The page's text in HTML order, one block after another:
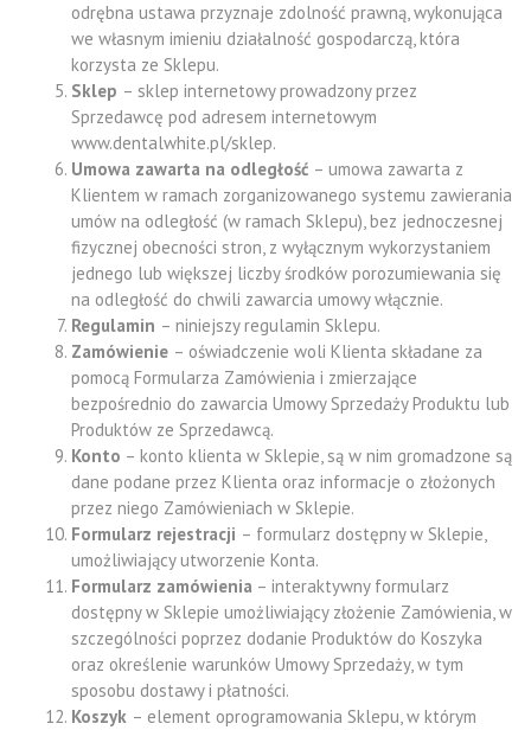
odrębna ustawa przyznaje zdolność prawną, wykonująca
we własnym imieniu działalność gospodarczą, która
korzysta ze Sklepu.
Sklep – sklep internetowy prowadzony przez
Sprzedawcę pod adresem internetowym
www.dentalwhite.pl/sklep.
Umowa zawarta na odległość – umowa zawarta z
Klientem w ramach zorganizowanego systemu zawierania
umów na odległość (w ramach Sklepu), bez jednoczesnej
fizycznej obecności stron, z wyłącznym wykorzystaniem
jednego lub większej liczby środków porozumiewania się
na odległość do chwili zawarcia umowy włącznie.
Regulamin – niniejszy regulamin Sklepu.
Zamówienie – oświadczenie woli Klienta składane za
pomocą Formularza Zamówienia i zmierzające
bezpośrednio do zawarcia Umowy Sprzedaży Produktu lub
Produktów ze Sprzedawcą.
Konto – konto klienta w Sklepie, są w nim gromadzone są
dane podane przez Klienta oraz informacje o złożonych
przez niego Zamówieniach w Sklepie.
Formularz rejestracji – formularz dostępny w Sklepie,
umożliwiający utworzenie Konta.
Formularz zamówienia – interaktywny formularz
dostępny w Sklepie umożliwiający złożenie Zamówienia, w
szczególności poprzez dodanie Produktów do Koszyka
oraz określenie warunków Umowy Sprzedaży, w tym
sposobu dostawy i płatności.
Koszyk – element oprogramowania Sklepu, w którym